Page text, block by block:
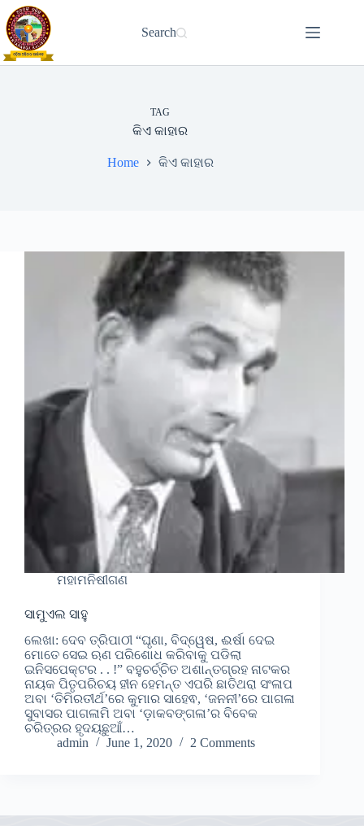
Skip
to
content
Search
TAG
କିଏ କାହାର
Home କିଏ କାହାର
ମହାମନିଷୀଗଣ
ସାମୁଏଲ ସାହୁ
ଲେଖା: ଦେବ ତ୍ରିପାଠୀ “ଘୃଣା, ବିଦ୍ୱେଷ, ଈର୍ଷା ଦେଇ
ମୋତେ ସେଇ ଋଣ ପରିଶୋଧ କରିବାକୁ ପଡିଲା
ଇନିସପେକ୍ଟର . . !” ବହୁଚର୍ଚ୍ଚିତ ଅଶାନ୍ତଗ୍ରହ ନାଟକର
ନାୟକ ପିତୃପରିଚୟ ହୀନ ହେମନ୍ତ ଏପରି ଛାତିଥରା ସଂଳାପ
ଅବା ‘ତିମିରତୀର୍ଥ’ରେ କୁମାର ସାହେଵ, ‘ଜନନୀ’ରେ ପାଗଳା
ସୁବାସର ପାଗଳାମି ଅବା ‘ଡ଼ାକବଙ୍ଗଳା’ର ବିବେକ
ଚରିତ୍ରର ହୃଦୟଛୁଆଁ…
admin
June 1, 2020 2 Comments